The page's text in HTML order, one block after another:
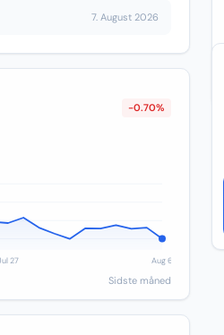
7. August 2026
-0.70%
Sidste måned